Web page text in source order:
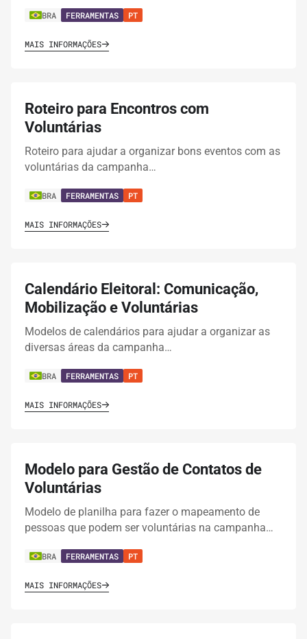
BRA FERRAMENTAS PT
MAIS INFORMAÇÕES
Roteiro para Encontros com
Voluntárias
Roteiro para ajudar a organizar bons eventos com as
voluntárias da campanha…
BRA FERRAMENTAS PT
MAIS INFORMAÇÕES
Calendário Eleitoral: Comunicação,
Mobilização e Voluntárias
Modelos de calendários para ajudar a organizar as
diversas áreas da campanha…
BRA FERRAMENTAS PT
MAIS INFORMAÇÕES
Modelo para Gestão de Contatos de
Voluntárias
Modelo de planilha para fazer o mapeamento de
pessoas que podem ser voluntárias na campanha…
BRA FERRAMENTAS PT
MAIS INFORMAÇÕES